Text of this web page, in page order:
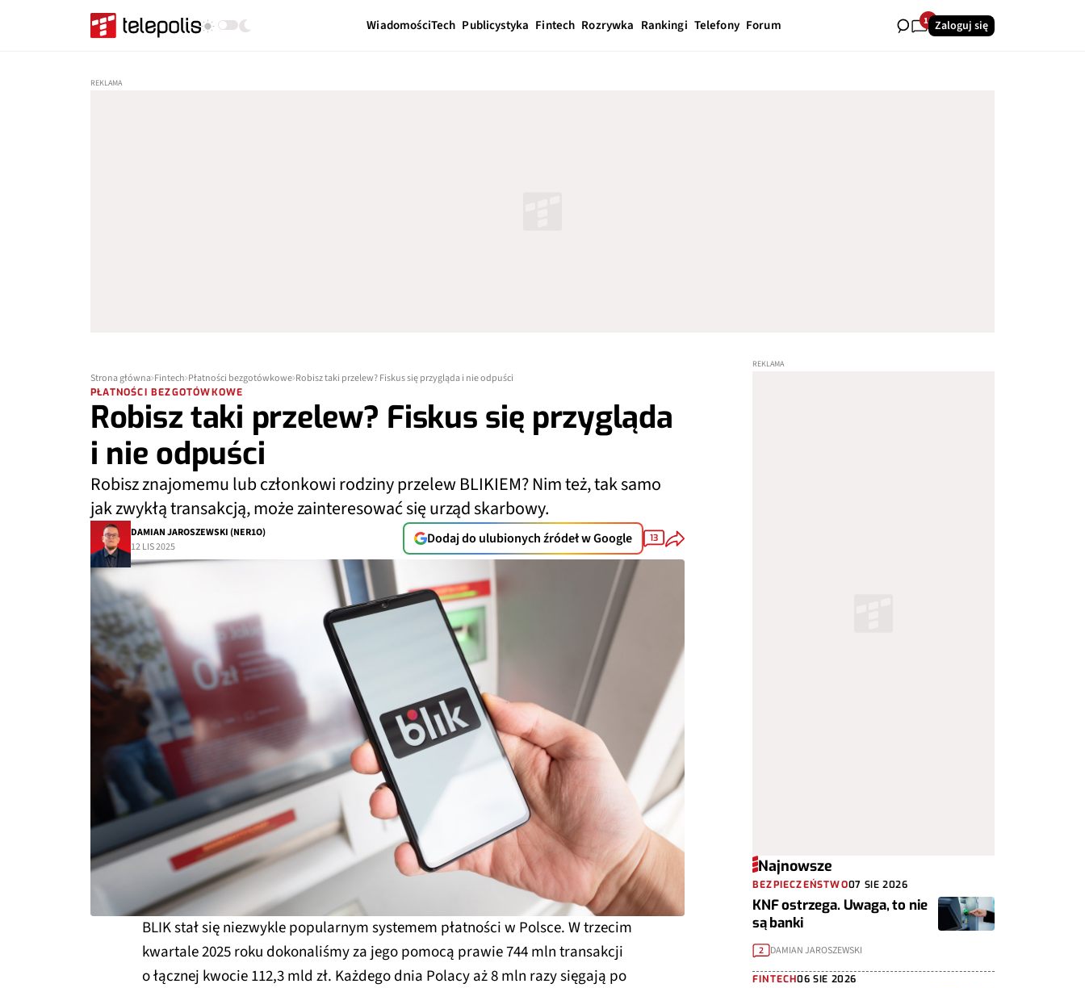
WiadomościTech Publicystyka Fintech Rozrywka Rankingi Telefony Forum 10Zaloguj się
Strona główna Fintech Płatności bezgotówkowe Robisz taki przelew? Fiskus się przygląda i nie odpuści
PŁATNOŚCI BEZGOTÓWKOWE
Robisz taki przelew? Fiskus się przygląda
i nie odpuści
Robisz znajomemu lub członkowi rodziny przelew BLIKIEM? Nim też, tak samo
jak zwykłą transakcją, może zainteresować się urząd skarbowy.
DAMIAN JAROSZEWSKI (NER1O)
12 LIS 2025
Dodaj do ulubionych źródeł w Google 13
BLIK stał się niezwykle popularnym systemem płatności w Polsce. W trzecim
kwartale 2025 roku dokonaliśmy za jego pomocą prawie 744 mln transakcji
o łącznej kwocie 112,3 mld zł. Każdego dnia Polacy aż 8 mln razy sięgają po
Najnowsze
BEZPIECZEŃSTWO07 SIE 2026
KNF ostrzega. Uwaga, to nie
są banki
2 DAMIAN JAROSZEWSKI
FINTECH06 SIE 2026